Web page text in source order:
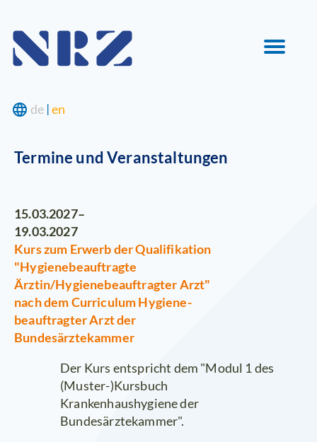
Navigation
language de |en
Termine und Veranstaltungen
15.03.2027–
19.03.2027
Kurs zum Erwerb der Qualifikation
"Hygienebeauftragte
Ärztin/Hygienebeauftragter Arzt"
nach dem Curriculum Hygiene­
beauftragter Arzt der
Bundesärztekammer
Der Kurs entspricht dem "Modul 1 des
(Muster-)Kursbuch
Krankenhaushygiene der
Bundesärztekammer".